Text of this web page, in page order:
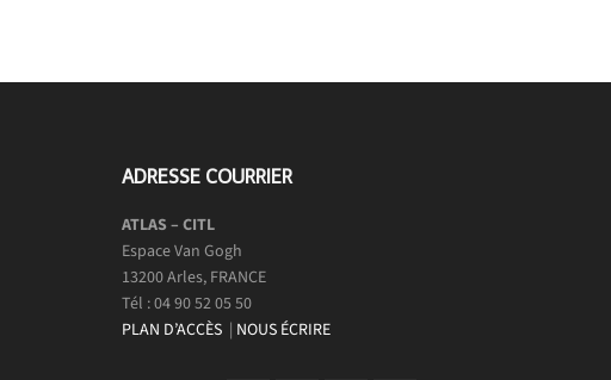
ADRESSE COURRIER
ATLAS – CITL
Espace Van Gogh
13200 Arles, FRANCE
Tél : 04 90 52 05 50
PLAN D’ACCÈS | NOUS ÉCRIRE